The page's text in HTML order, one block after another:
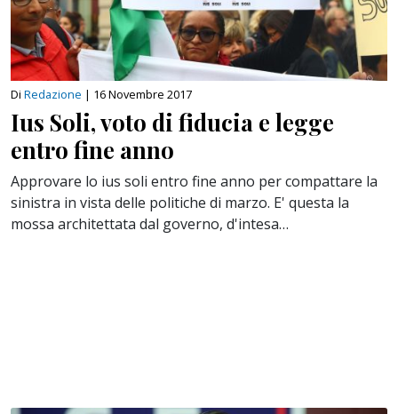
Di Redazione | 16 Novembre 2017
Ius Soli, voto di fiducia e legge
entro fine anno
Approvare lo ius soli entro fine anno per compattare la
sinistra in vista delle politiche di marzo. E' questa la
mossa architettata dal governo, d'intesa…